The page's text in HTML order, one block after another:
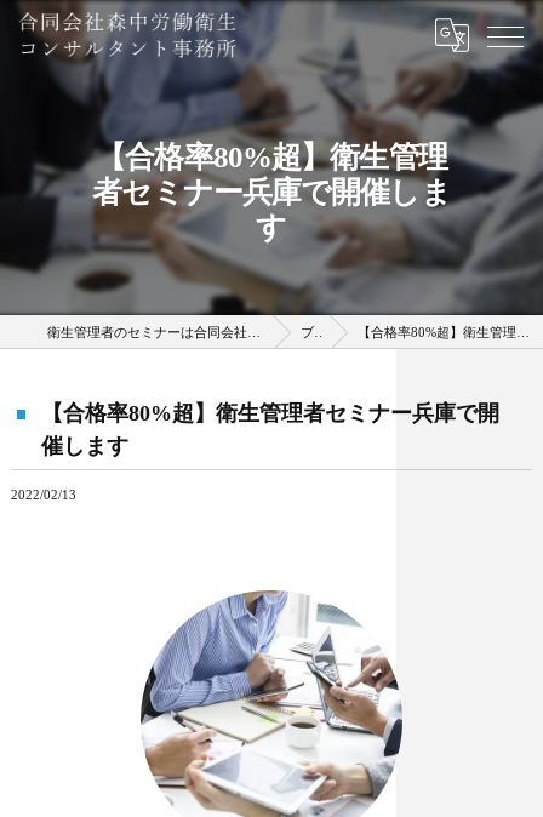
【合格率80%超】衛生管理
者セミナー兵庫で開催しま
す
ブログ 【合格率80%超】衛生管理者セミナー兵庫で開催します
【合格率80%超】衛生管理者セミナー兵庫で開
催します
2022/02/13